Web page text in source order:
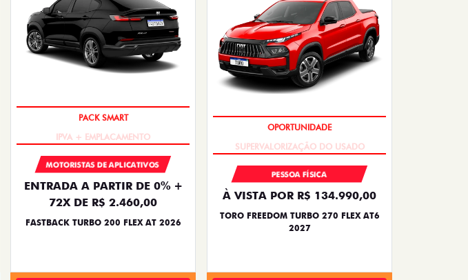
PACK SMART
MOTORISTAS DE APLICATIVOS
ENTRADA A PARTIR DE 0% +
72X DE R$ 2.460,00
FASTBACK TURBO 200 FLEX AT 2026
OPORTUNIDADE
PESSOA FÍSICA
À VISTA POR R$ 134.990,00
TORO FREEDOM TURBO 270 FLEX AT6
2027